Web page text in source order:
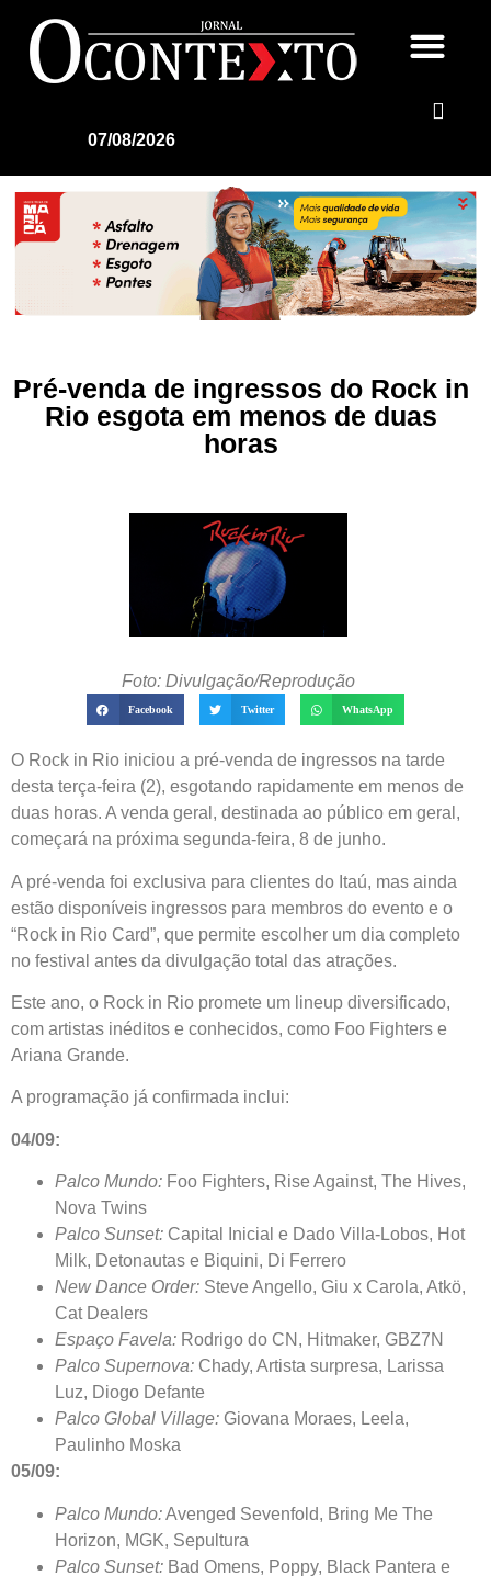
07/08/2026
Pré-venda de ingressos do Rock in
Rio esgota em menos de duas
horas
Foto: Divulgação/Reprodução
Facebook Twitter WhatsApp
O Rock in Rio iniciou a pré-venda de ingressos na tarde
desta terça-feira (2), esgotando rapidamente em menos de
duas horas. A venda geral, destinada ao público em geral,
começará na próxima segunda-feira, 8 de junho.
A pré-venda foi exclusiva para clientes do Itaú, mas ainda
estão disponíveis ingressos para membros do evento e o
“Rock in Rio Card”, que permite escolher um dia completo
no festival antes da divulgação total das atrações.
Este ano, o Rock in Rio promete um lineup diversificado,
com artistas inéditos e conhecidos, como Foo Fighters e
Ariana Grande.
A programação já confirmada inclui:
04/09:
Palco Mundo: Foo Fighters, Rise Against, The Hives,
Nova Twins
Palco Sunset: Capital Inicial e Dado Villa-Lobos, Hot
Milk, Detonautas e Biquini, Di Ferrero
New Dance Order: Steve Angello, Giu x Carola, Atkö,
Cat Dealers
Espaço Favela: Rodrigo do CN, Hitmaker, GBZ7N
Palco Supernova: Chady, Artista surpresa, Larissa
Luz, Diogo Defante
Palco Global Village: Giovana Moraes, Leela,
Paulinho Moska
05/09:
Palco Mundo:Avenged Sevenfold, Bring Me The
Horizon, MGK, Sepultura
Palco Sunset: Bad Omens, Poppy, Black Pantera e